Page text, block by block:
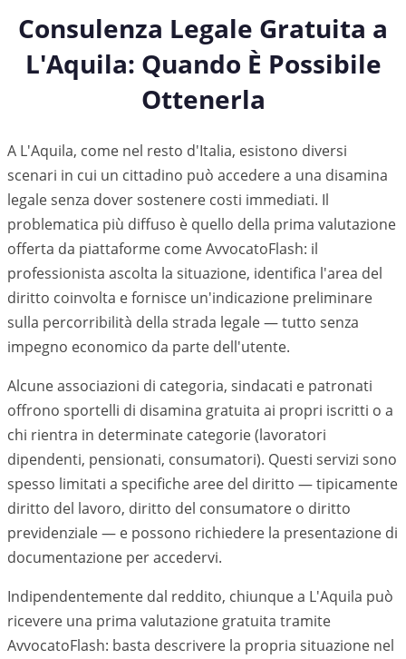
Consulenza Legale Gratuita a
L'Aquila: Quando È Possibile
Ottenerla
A L'Aquila, come nel resto d'Italia, esistono diversi
scenari in cui un cittadino può accedere a una disamina
legale senza dover sostenere costi immediati. Il
problematica più diffuso è quello della prima valutazione
offerta da piattaforme come AvvocatoFlash: il
professionista ascolta la situazione, identifica l'area del
diritto coinvolta e fornisce un'indicazione preliminare
sulla percorribilità della strada legale — tutto senza
impegno economico da parte dell'utente.
Alcune associazioni di categoria, sindacati e patronati
offrono sportelli di disamina gratuita ai propri iscritti o a
chi rientra in determinate categorie (lavoratori
dipendenti, pensionati, consumatori). Questi servizi sono
spesso limitati a specifiche aree del diritto — tipicamente
diritto del lavoro, diritto del consumatore o diritto
previdenziale — e possono richiedere la presentazione di
documentazione per accedervi.
Indipendentemente dal reddito, chiunque a L'Aquila può
ricevere una prima valutazione gratuita tramite
AvvocatoFlash: basta descrivere la propria situazione nel